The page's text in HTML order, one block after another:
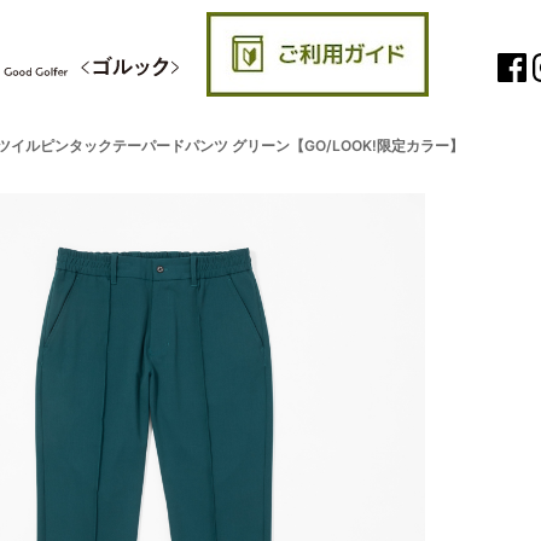
ルピンタックテーパードパンツ グリーン【GO/LOOK!限定カラー】